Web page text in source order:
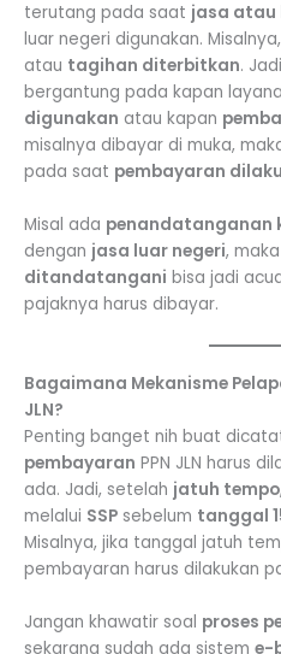
terutang pada saat jasa atau
luar negeri digunakan.
atau tagihan diterbitkan.
bergantung pada kapan
digunakan atau kapan
misalnya dibayar di muka,
pada saat pembayaran
Misal ada penandatanganan
dengan jasa luar negeri, maka
ditandatangani bisa jadi
pajaknya harus dibayar.
Bagaimana Mekanisme
JLN?
Penting banget nih buat
pembayaran PPN JLN harus
ada. Jadi, setelah jatuh tempo
melalui SSP sebelum tanggal
Misalnya, jika tanggal jatuh
pembayaran harus dilakukan
Jangan khawatir soal proses
sekarang sudah ada sistem e-